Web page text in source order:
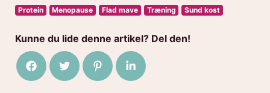
Protein Menopause Flad mave Træning Sund kost
Kunne du lide denne artikel? Del den!
Del på Facebook
Del på TwitterDel på Pinterest
Del på LinkedIn